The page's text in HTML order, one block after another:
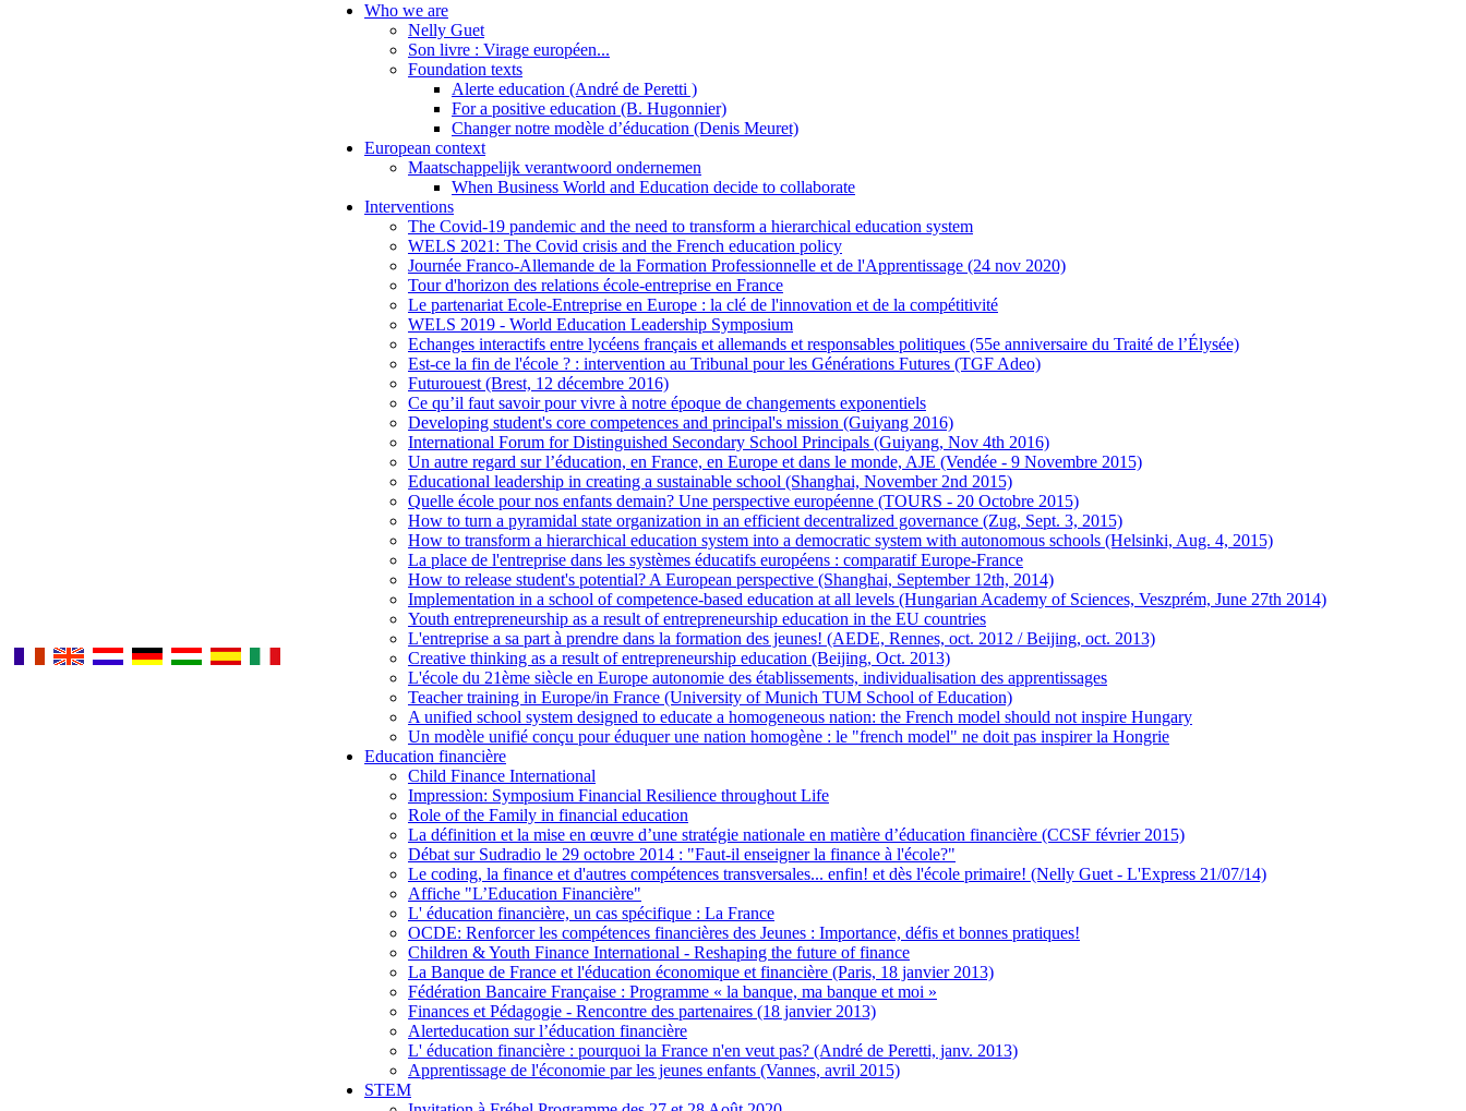
Who we are
Nelly Guet
Son livre : Virage européen...
Foundation texts
Alerte education (André de Peretti )
For a positive education (B. Hugonnier)
Changer notre modèle d’éducation (Denis Meuret)
European context
Maatschappelijk verantwoord ondernemen
When Business World and Education decide to collaborate
Interventions
The Covid-19 pandemic and the need to transform a hierarchical education system
WELS 2021: The Covid crisis and the French education policy
Journée Franco-Allemande de la Formation Professionnelle et de l'Apprentissage (24 nov 2020)
Tour d'horizon des relations école-entreprise en France
Le partenariat Ecole-Entreprise en Europe : la clé de l'innovation et de la compétitivité
WELS 2019 - World Education Leadership Symposium
Echanges interactifs entre lycéens français et allemands et responsables politiques (55e anniversaire du Traité de l’Élysée)
Est-ce la fin de l'école ? : intervention au Tribunal pour les Générations Futures (TGF Adeo)
Futurouest (Brest, 12 décembre 2016)
Ce qu’il faut savoir pour vivre à notre époque de changements exponentiels
Developing student's core competences and principal's mission (Guiyang 2016)
International Forum for Distinguished Secondary School Principals (Guiyang, Nov 4th 2016)
Un autre regard sur l’éducation, en France, en Europe et dans le monde, AJE (Vendée - 9 Novembre 2015)
Educational leadership in creating a sustainable school (Shanghai, November 2nd 2015)
Quelle école pour nos enfants demain? Une perspective européenne (TOURS - 20 Octobre 2015)
How to turn a pyramidal state organization in an efficient decentralized governance (Zug, Sept. 3, 2015)
How to transform a hierarchical education system into a democratic system with autonomous schools (Helsinki, Aug. 4, 2015)
La place de l'entreprise dans les systèmes éducatifs européens : comparatif Europe-France
How to release student's potential? A European perspective (Shanghai, September 12th, 2014)
Implementation in a school of competence-based education at all levels (Hungarian Academy of Sciences, Veszprém, June 27th 2014)
Youth entrepreneurship as a result of entrepreneurship education in the EU countries
L'entreprise a sa part à prendre dans la formation des jeunes! (AEDE, Rennes, oct. 2012 / Beijing, oct. 2013)
Creative thinking as a result of entrepreneurship education (Beijing, Oct. 2013)
L'école du 21ème siècle en Europe autonomie des établissements, individualisation des apprentissages
Teacher training in Europe/in France (University of Munich TUM School of Education)
A unified school system designed to educate a homogeneous nation: the French model should not inspire Hungary
Un modèle unifié conçu pour éduquer une nation homogène : le "french model" ne doit pas inspirer la Hongrie
Education financière
Child Finance International
Impression: Symposium Financial Resilience throughout Life
Role of the Family in financial education
La définition et la mise en œuvre d’une stratégie nationale en matière d’éducation financière (CCSF février 2015)
Débat sur Sudradio le 29 octobre 2014 : "Faut-il enseigner la finance à l'école?"
Le coding, la finance et d'autres compétences transversales... enfin! et dès l'école primaire! (Nelly Guet - L'Express 21/07/14)
Affiche "L’Education Financière"
L' éducation financière, un cas spécifique : La France
OCDE: Renforcer les compétences financières des Jeunes : Importance, défis et bonnes pratiques!
Children & Youth Finance International - Reshaping the future of finance
La Banque de France et l'éducation économique et financière (Paris, 18 janvier 2013)
Fédération Bancaire Française : Programme « la banque, ma banque et moi »
Finances et Pédagogie - Rencontre des partenaires (18 janvier 2013)
Alerteducation sur l’éducation financière
L' éducation financière : pourquoi la France n'en veut pas? (André de Peretti, janv. 2013)
Apprentissage de l'économie par les jeunes enfants (Vannes, avril 2015)
STEM